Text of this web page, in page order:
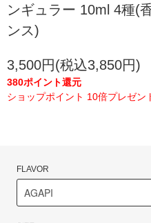
ンギュラー 10ml 4種(
ンス)
3,500円(税込3,850円)
380ポイント還元
ショップポイント 10倍プレゼン
FLAVOR